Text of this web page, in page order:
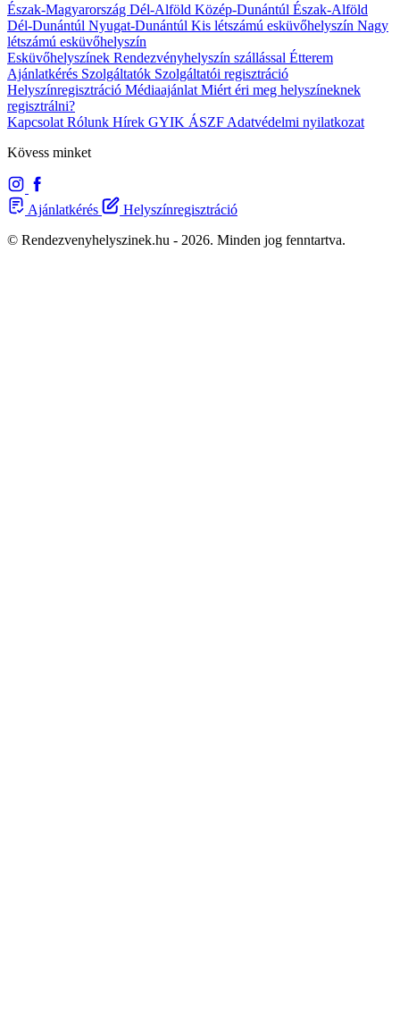
Észak-Magyarország Dél-Alföld Közép-Dunántúl Észak-Alföld
Dél-Dunántúl Nyugat-Dunántúl Kis létszámú esküvőhelyszín Nagy
létszámú esküvőhelyszín
Esküvőhelyszínek Rendezvényhelyszín szállással Étterem
Ajánlatkérés Szolgáltatók Szolgáltatói regisztráció
Helyszínregisztráció Médiaajánlat Miért éri meg helyszíneknek
regisztrálni?
Kapcsolat Rólunk Hírek GYIK ÁSZF Adatvédelmi nyilatkozat
Kövess minket
Ajánlatkérés
Helyszínregisztráció
© Rendezvenyhelyszinek.hu - 2026. Minden jog fenntartva.